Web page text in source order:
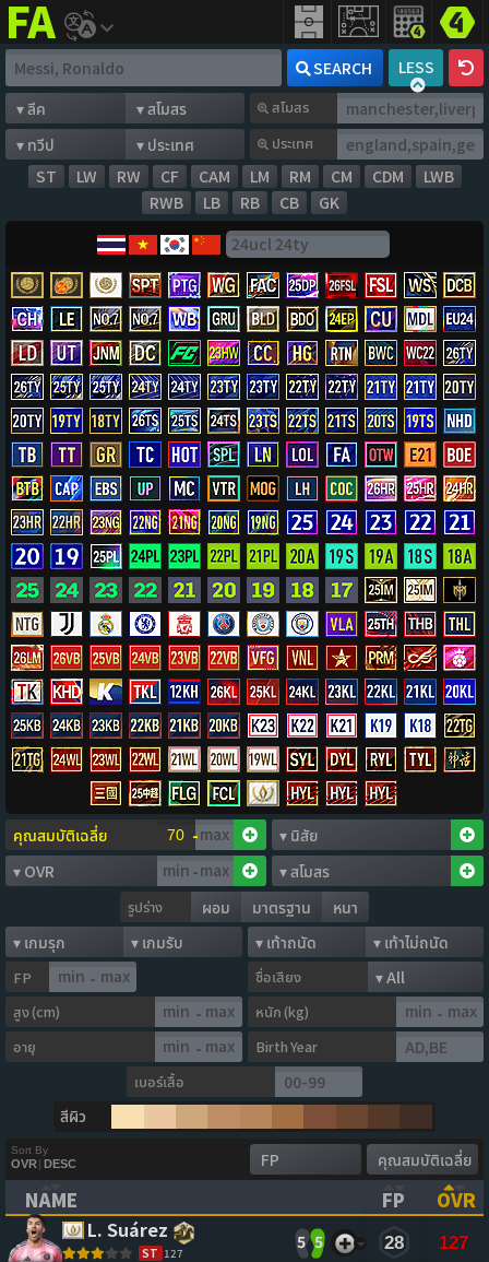
FIFAaddict SEARCH LESS
สโมสร
ประเทศ
ST LW RW CF CAM LM RM CM CDM
LWB
RWB
LB RB CB GK
-
-
รูปร่าง ผอม มาตรฐาน หนา
FP -
ชื่อเสียง
สูง (cm)
- หนัก (kg) -
อายุ -
Birth Year
เบอร์เสื้อ
สีผิว
Sort By
OVR| DESC
NAME
(CLICK TO CLEAR SORTING)
FP
OVR
L. Suárez
ST 127
5 5 28 127